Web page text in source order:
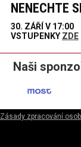
NENECHTE
30. ZÁŘÍ V 17:00
VSTUPENKY ZDE
Naši
Zásady zpracování